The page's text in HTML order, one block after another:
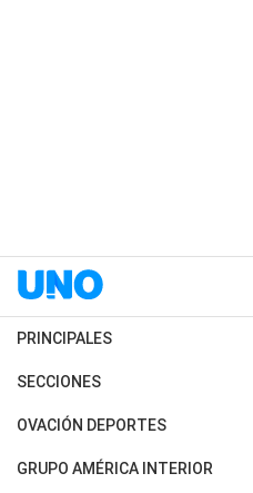
PRINCIPALES
Últimas Noticias
Política
SECCIONES
Horóscopo
Motores
OVACIÓN DEPORTES
Fútbol
GRUPO AMÉRICA INTERIOR